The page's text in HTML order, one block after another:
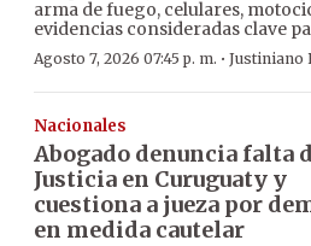
arma de fuego, celulares,
evidencias consideradas clave
Agosto 7, 2026 07:45 p. m. · Justiniano
Nacionales
Abogado denuncia falta
Justicia en Curuguaty y
cuestiona a jueza por
en medida cautelar